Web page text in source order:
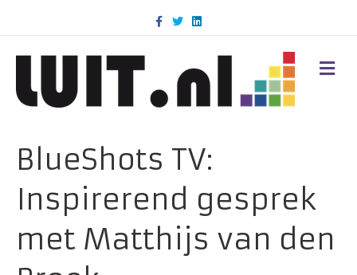
c
k
T
w
i
n
d
M
E
BlueShots TV:
Inspirerend gesprek
met Matthijs van den